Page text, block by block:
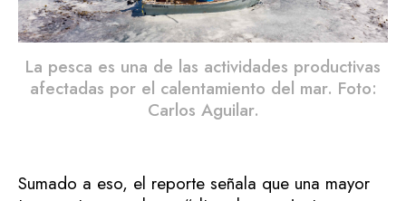
La pesca es una de las actividades productivas
afectadas por el calentamiento del mar. Foto:
Carlos Aguilar.
Sumado a eso, el reporte señala que una mayor